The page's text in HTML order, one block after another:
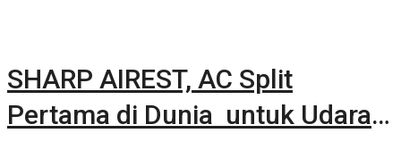
SHARP AIREST, AC Split
Pertama di Dunia untuk Udara